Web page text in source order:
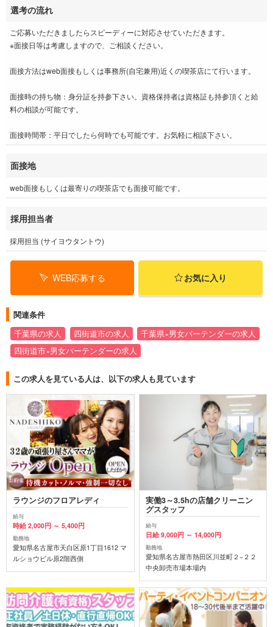
選考の流れ
ご応募いただきましたらスピーディーに対応させていただきます。
※面接日等は考慮しますので、ご相談ください。
面接方法はweb面接もしくは事務所(自宅兼用)近くの喫茶店にて行います。
面接時の持ち物：身分証を持参下さい。資格保持者は資格証も持参頂くと給
料の相談が可能です。
面接時間帯：平日でしたら何時でも可能です。お気軽に相談下さい。
面接地
web面接もしくは最寄りの喫茶店でも面接可能です。
採用担当者
採用担当 (サイヨウタントウ)
WEB応募する お気に入り
関連条件
千葉県の求人 四街道市の求人
千葉県×男女バーテンダーの求人
四街道市×男女バーテンダーの求人
この求人を見ている人は、以下の求人も見ています
ラウンジのフロアレディ
給与
時給 2,000円 ～ 5,400円
勤務地
愛知県名古屋市天白区原1丁目1612 マ
ルショウビル原2階西側
実働3～3.5hの店舗クリーニン
グスタッフ
給与
日給 9,000円 ～ 14,000円
勤務地
愛知県名古屋市熱田区川並町２−２２
中央卸売市場本場内